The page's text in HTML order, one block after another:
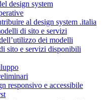
design system
al design system .italia
di sito e servizi
dei modelli
sito e servizi disponibili
responsivo e accessibile